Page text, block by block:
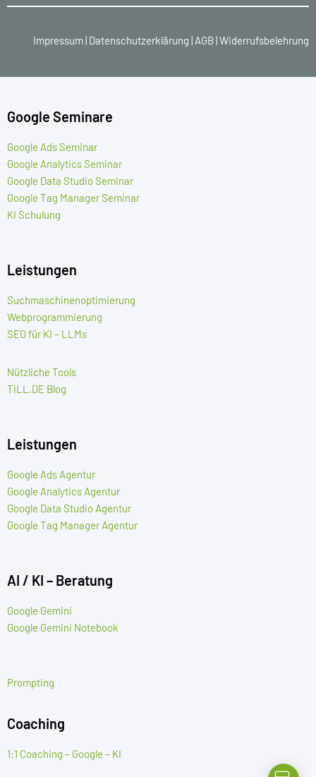
Impressum Datenschutzerklärung AGB Widerrufsbelehrung
Google Seminare
Google Ads Seminar
Google Analytics Seminar
Google Data Studio Seminar
Google Tag Manager Seminar
KI Schulung
Leistungen
Suchmaschinenoptimierung
Webprogrammierung
SEO für KI – LLMs
Nützliche Tools
TILL.DE Blog
Leistungen
Google Ads Agentur
Google Analytics Agentur
Google Data Studio Agentur
Google Tag Manager Agentur
AI / KI – Beratung
Google Gemini
Google Gemini Notebook
Prompting
Coaching
1:1 Coaching – Google – KI